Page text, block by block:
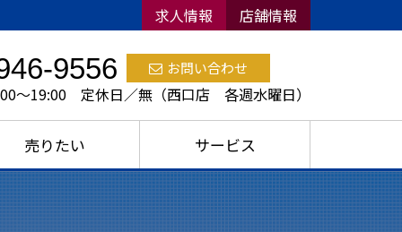
求人情報 店舗情報
9556 お問い合わせ
～19:00 定休日／無（西口店 各週水曜日）
売りたい サービス